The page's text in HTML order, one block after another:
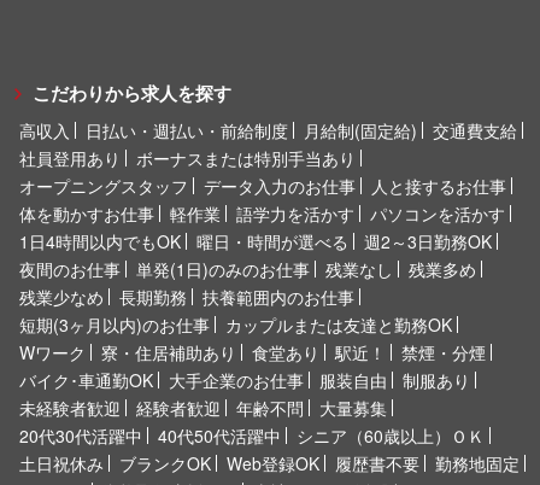
こだわりから求人を探す
高収入 日払い・週払い・前給制度 月給制(固定給)
交通費支給
社員登用あり
ボーナスまたは特別手当あり
オープニングスタッフ
データ入力のお仕事
人と接するお仕事
体を動かすお仕事
軽作業 語学力を活かす
パソコンを活かす
1日4時間以内でもOK
曜日・時間が選べる
週2～3日勤務OK
夜間のお仕事
単発(1日)のみのお仕事 残業なし
残業多め
残業少なめ
長期勤務
扶養範囲内のお仕事
短期(3ヶ月以内)のお仕事
カップルまたは友達と勤務OK
Wワーク
寮・住居補助あり 食堂あり 駅近！
禁煙・分煙
バイク･車通勤OK
大手企業のお仕事 服装自由
制服あり
未経験者歓迎
経験者歓迎 年齢不問
大量募集
20代30代活躍中
40代50代活躍中
シニア（60歳以上）ＯＫ
土日祝休み
ブランクOK Web登録OK 履歴書不要
勤務地固定